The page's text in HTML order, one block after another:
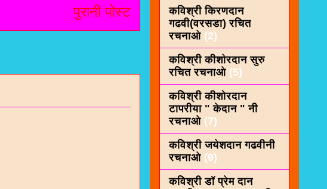
पुरानी पोस्ट
कविश्री किरणदान
गढवी(वरसडा) रचित
रचनाओ (2)
कविश्री कीशाेरदान सुरु
रचित रचनाओ (5)
कविश्री कीशोरदान
टापरीया " केदान " नी
रचनाओ (7)
कविश्री जयेशदान गढवीनी
रचनाओ (9)
कविश्री डॉ प्रेम दान